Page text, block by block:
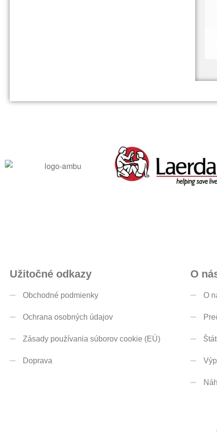
Užitočné odkazy
Obchodné podmienky
Ochrana osobných údajov
Zásady používania súborov cookie (EÚ)
Doprava
O
O